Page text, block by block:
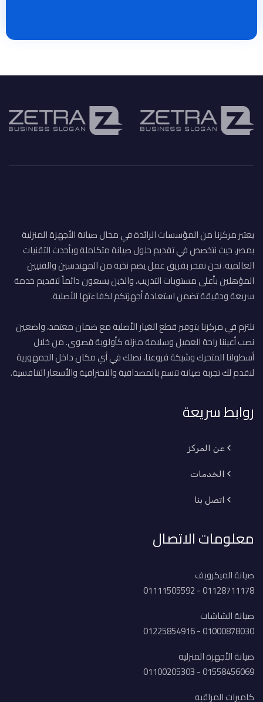
يعتبر مركزنا من المؤسسات الرائدة في مجال صيانة الأجهزة المنزلية
بمصر، حيث نتخصص في تقديم حلول صيانة متكاملة وبأحدث التقنيات
العالمية. نحن نفخر بفريق عمل يضم نخبة من المهندسين والفنيين
المؤهلين بأعلى مستويات التدريب، والذين يسعون دائماً لتقديم خدمة
سريعة ودقيقة تضمن استعادة أجهزتكم لكفاءتها الأصلية.
نلتزم في مركزنا بتوفير قطع الغيار الأصلية مع ضمان معتمد، واضعين
نصب أعيننا راحة العميل وسلامة منزله كأولوية قصوى. من خلال
أسطولنا المتحرك وشبكة فروعنا، نصلك في أي مكان داخل الجمهورية
لنقدم لك تجربة صيانة تتسم بالمصداقية والاحترافية والأسعار التنافسية.
روابط سريعة
عن المركز
الخدمات
اتصل بنا
معلومات الاتصال
صيانة الميكرويف
01128711178 - 01111505592
صيانة الشاشات
01000878030 - 01225854916
صيانة الأجهزة المنزليه
01558456069 - 01100205303
كاميرات المراقبه